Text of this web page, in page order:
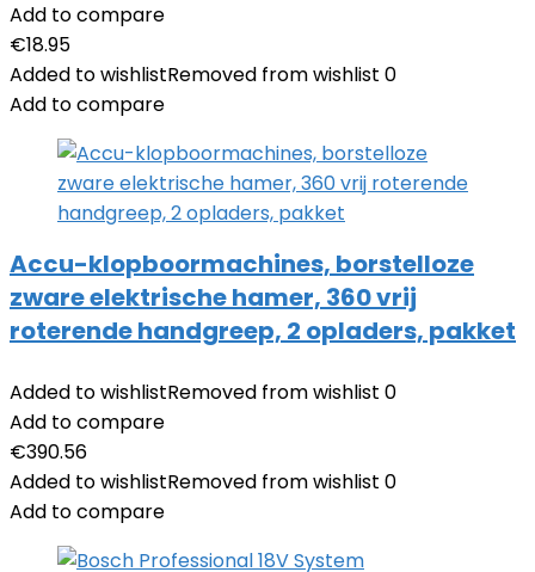
Add to compare
€18.95
Added to wishlistRemoved from wishlist 0
Add to compare
Accu-klopboormachines, borstelloze
zware elektrische hamer, 360 vrij
roterende handgreep, 2 opladers, pakket
Added to wishlistRemoved from wishlist 0
Add to compare
€390.56
Added to wishlistRemoved from wishlist 0
Add to compare